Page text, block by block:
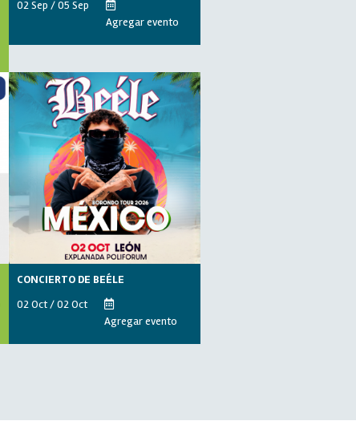
02 Sep / 05 Sep
Agregar evento
CONCIERTO DE BEÉLE
02 Oct / 02 Oct
Agregar evento